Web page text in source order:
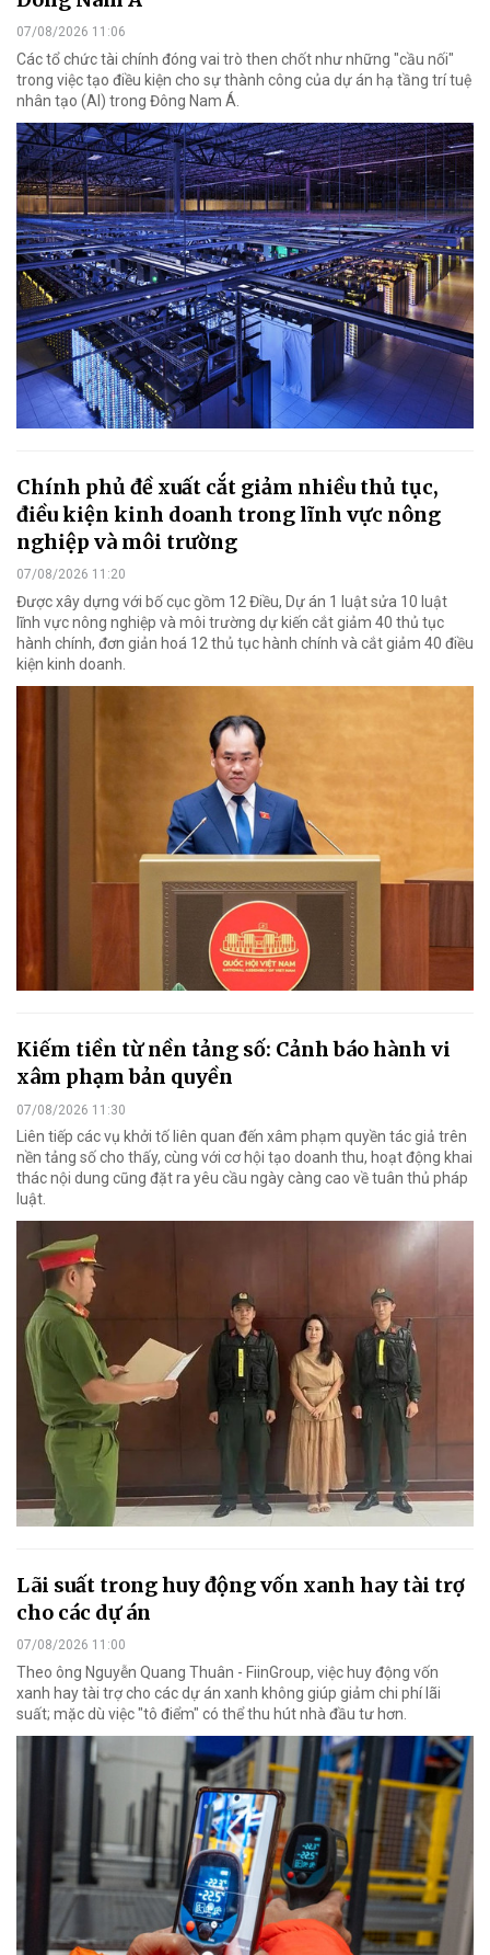
07/08/2026 11:06
Các tổ chức tài chính đóng vai trò then chốt như những "cầu nối"
trong việc tạo điều kiện cho sự thành công của dự án hạ tầng trí tuệ
nhân tạo (AI) trong Đông Nam Á.
Chính phủ đề xuất cắt giảm nhiều thủ tục,
điều kiện kinh doanh trong lĩnh vực nông
nghiệp và môi trường
07/08/2026 11:20
Được xây dựng với bố cục gồm 12 Điều, Dự án 1 luật sửa 10 luật
lĩnh vực nông nghiệp và môi trường dự kiến cắt giảm 40 thủ tục
hành chính, đơn giản hoá 12 thủ tục hành chính và cắt giảm 40 điều
kiện kinh doanh.
Kiếm tiền từ nền tảng số: Cảnh báo hành vi
xâm phạm bản quyền
07/08/2026 11:30
Liên tiếp các vụ khởi tố liên quan đến xâm phạm quyền tác giả trên
nền tảng số cho thấy, cùng với cơ hội tạo doanh thu, hoạt động khai
thác nội dung cũng đặt ra yêu cầu ngày càng cao về tuân thủ pháp
luật.
Lãi suất trong huy động vốn xanh hay tài trợ
cho các dự án
07/08/2026 11:00
Theo ông Nguyễn Quang Thuân - FiinGroup, việc huy động vốn
xanh hay tài trợ cho các dự án xanh không giúp giảm chi phí lãi
suất; mặc dù việc "tô điểm" có thể thu hút nhà đầu tư hơn.